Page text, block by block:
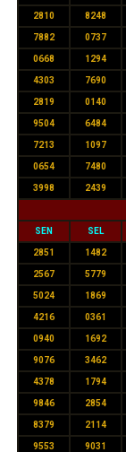
2810 8248
7882 0737
0668 1294
4303 7690
2819 0140
9504 6484
7213 1097
0654 7480
3998 2439
SEN SEL
2851 1482
2567 5779
5024 1869
4216 0361
0940 1692
9076 3462
4378 1794
9846 2854
8379 2114
9553 9031